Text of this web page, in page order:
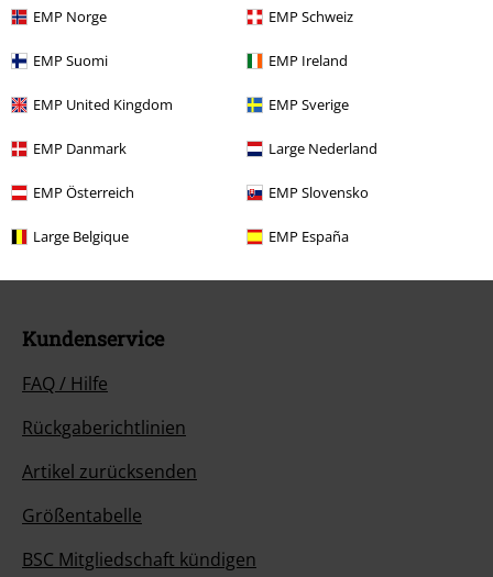
EMP Norge EMP Schweiz
EMP Suomi EMP Ireland
EMP United Kingdom EMP Sverige
EMP Danmark Large Nederland
EMP Österreich EMP Slovensko
Large Belgique EMP España
Unser Kundenservice ist für dich da
Mehr Infos
Chat starten
Kundenservice
FAQ / Hilfe
Rückgaberichtlinien
Artikel zurücksenden
Größentabelle
BSC Mitgliedschaft kündigen